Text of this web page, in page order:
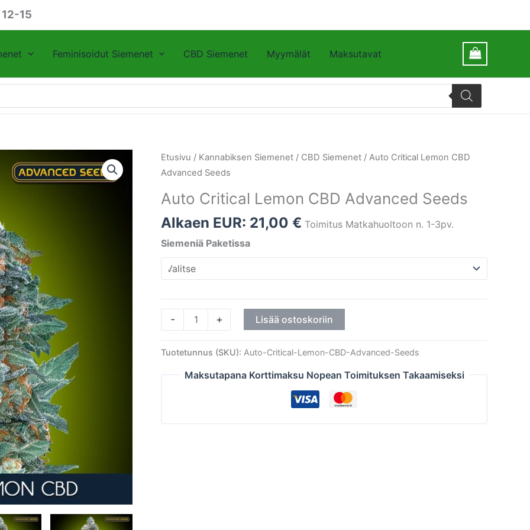
15
Feminisoidut Siemenet CBD Siemenet Myymälät Maksutavat
Etusivu / Kannabiksen Siemenet / CBD Siemenet / Auto Critical Lemon CBD
Advanced Seeds
Auto Critical Lemon CBD Advanced Seeds
Alkaen EUR: 21,00 € Toimitus Matkahuoltoon n. 1-3pv.
Siemeniä Paketissa
-
Auto
Critical
CBD
Advanced
määrä
+ Lisää ostoskoriin
Tuotetunnus (SKU): Auto-Critical-Lemon-CBD-Advanced-Seeds
Maksutapana Korttimaksu Nopean Toimituksen Takaamiseksi